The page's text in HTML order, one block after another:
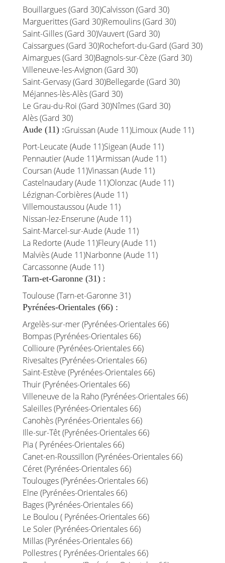
Bouillargues (Gard 30)Calvisson (Gard 30)
Marguerittes (Gard 30)Remoulins (Gard 30)
Saint-Gilles (Gard 30)Vauvert (Gard 30)
Caissargues (Gard 30)Rochefort-du-Gard (Gard 30)
Aimargues (Gard 30)Bagnols-sur-Cèze (Gard 30)
Villeneuve-les-Avignon (Gard 30)
Saint-Gervasy (Gard 30)Bellegarde (Gard 30)
Méjannes-lès-Alès (Gard 30)
Le Grau-du-Roi (Gard 30)Nîmes (Gard 30)
Alès (Gard 30)
Aude (11) :Gruissan (Aude 11)Limoux (Aude 11)
Port-Leucate (Aude 11)Sigean (Aude 11)
Pennautier (Aude 11)Armissan (Aude 11)
Coursan (Aude 11)Vinassan (Aude 11)
Castelnaudary (Aude 11)Olonzac (Aude 11)
Lézignan-Corbières (Aude 11)
Villemoustaussou (Aude 11)
Nissan-lez-Enserune (Aude 11)
Saint-Marcel-sur-Aude (Aude 11)
La Redorte (Aude 11)Fleury (Aude 11)
Malviès (Aude 11)Narbonne (Aude 11)
Carcassonne (Aude 11)
Tarn-et-Garonne (31) :
Toulouse (Tarn-et-Garonne 31)
Pyrénées-Orientales (66) :
Argelès-sur-mer (Pyrénées-Orientales 66)
Bompas (Pyrénées-Orientales 66)
Collioure (Pyrénées-Orientales 66)
Rivesaltes (Pyrénées-Orientales 66)
Saint-Estève (Pyrénées-Orientales 66)
Thuir (Pyrénées-Orientales 66)
Villeneuve de la Raho (Pyrénées-Orientales 66)
Saleilles (Pyrénées-Orientales 66)
Canohès (Pyrénées-Orientales 66)
Ille-sur-Têt (Pyrénées-Orientales 66)
Pia ( Pyrénées-Orientales 66)
Canet-en-Roussillon (Pyrénées-Orientales 66)
Céret (Pyrénées-Orientales 66)
Toulouges (Pyrénées-Orientales 66)
Elne (Pyrénées-Orientales 66)
Bages (Pyrénées-Orientales 66)
Le Boulou ( Pyrénées-Orientales 66)
Le Soler (Pyrénées-Orientales 66)
Millas (Pyrénées-Orientales 66)
Pollestres ( Pyrénées-Orientales 66)